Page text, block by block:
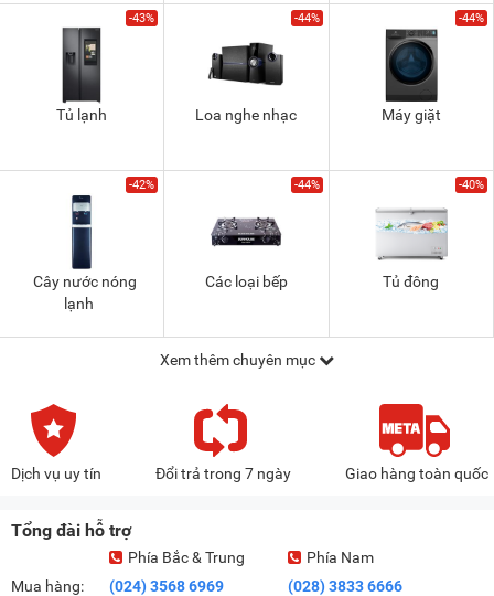
-43%
Tủ lạnh
-44%
Loa nghe nhạc
-44%
Máy giặt
-42%
Cây nước nóng
lạnh
-44%
Các loại bếp
-40%
Tủ đông
Xem thêm chuyên mục
Dịch vụ uy tín Đổi trả trong 7 ngày Giao hàng toàn quốc
Tổng đài hỗ trợ
Mua hàng:
Phía Bắc & Trung
(024) 3568 6969
Phía Nam
(028) 3833 6666